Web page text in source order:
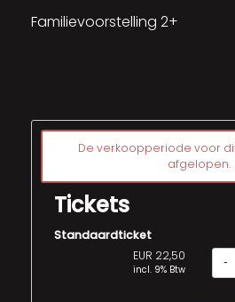
Familievoorstelling 2+
De verkoopperiode voor
afgelopen.
Tickets
Standaardticket
EUR 22,50
incl. 9% Btw
-